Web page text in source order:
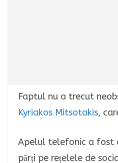
Faptul nu a trecut
Kyriakos Mitsotakis,
Apelul telefonic a fost
părți pe rețelele de